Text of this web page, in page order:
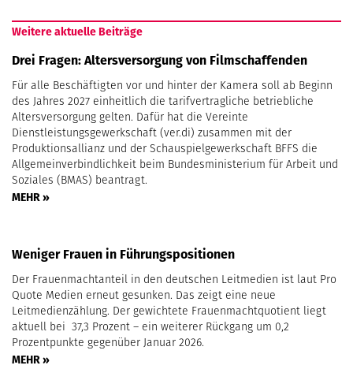
Weitere aktuelle Beiträge
Drei Fragen: Altersversorgung von Filmschaffenden
Für alle Beschäftigten vor und hinter der Kamera soll ab Beginn
des Jahres 2027 einheitlich die tarifvertragliche betriebliche
Altersversorgung gelten. Dafür hat die Vereinte
Dienstleistungsgewerkschaft (ver.di) zusammen mit der
Produktionsallianz und der Schauspielgewerkschaft BFFS die
Allgemeinverbindlichkeit beim Bundesministerium für Arbeit und
Soziales (BMAS) beantragt.
MEHR »
Weniger Frauen in Führungspositionen
Der Frauenmachtanteil in den deutschen Leitmedien ist laut Pro
Quote Medien erneut gesunken. Das zeigt eine neue
Leitmedienzählung. Der gewichtete Frauenmachtquotient liegt
aktuell bei 37,3 Prozent – ein weiterer Rückgang um 0,2
Prozentpunkte gegenüber Januar 2026.
MEHR »